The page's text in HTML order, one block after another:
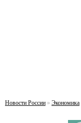
Новости России » Экономика